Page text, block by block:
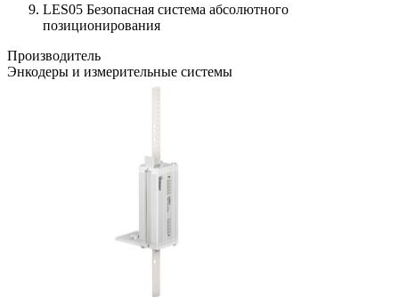
LES05 Безопасная система абсолютного
позиционирования
Производитель
Энкодеры и измерительные системы